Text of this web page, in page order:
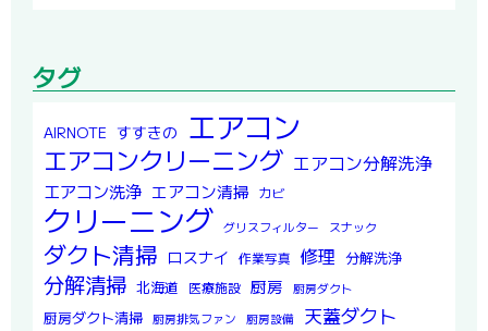
タグ
AIRNOTE すすきの エアコン
エアコンクリーニング エアコン分解洗浄
エアコン洗浄 エアコン清掃 カビ
クリーニング グリスフィルター スナック
ダクト清掃 ロスナイ 作業写真 修理 分解洗浄
分解清掃 北海道 医療施設 厨房 厨房ダクト
厨房ダクト清掃 厨房排気ファン 厨房設備 天蓋ダクト